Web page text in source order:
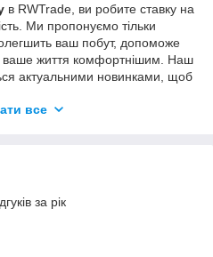
в RWTrade, ви робите ставку на
Ми пропонуємо тільки
ваш побут, допоможе
ваше життя комфортнішим. Наш
актуальними новинками, щоб
сад та зробіть міське життя
все
за рік